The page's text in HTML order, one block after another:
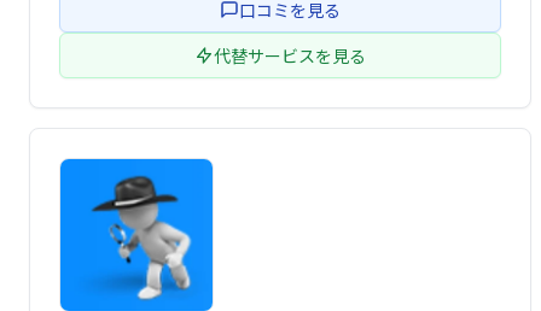
口コミを見る
代替サービスを見る